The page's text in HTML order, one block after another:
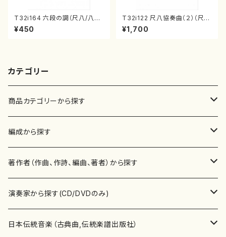
T32i164 六段の調（尺八/八橋
検校/楽譜）都山流公刊楽譜曲
番:1016
¥450
T32i122 尺八協奏曲（２）（尺
八/二代 山本邦山/尺八/都山式
譜）都山流公刊楽譜曲番:571
¥1,700
カテゴリー
商品カテゴリーから探す
楽譜
書籍
書籍
テキストブック
CD・DVD
チケット
編成から探す
邦楽器
箏・琴（ソロ）
箏・琴（合奏）
合唱
混声合唱
歌・声
著作者（作曲、作詩、編曲、著者）から探す
あ行
青木省三(アオキ ショウゾウ)
か行
演奏家から探す(CD/DVDのみ)
邦楽（箏、三味線、尺八等）演奏家
日本伝統音楽（古典曲,伝統楽譜出版社）